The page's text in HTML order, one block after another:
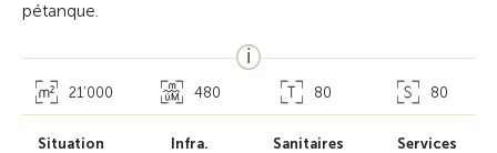
pétanque.
21’000 480 80 80
Situation Infra. Sanitaires Services